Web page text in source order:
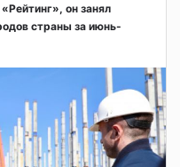
он занял
страны за июнь-